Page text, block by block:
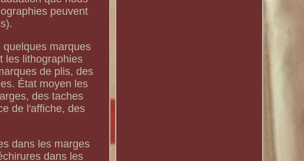
peuvent
marques
les lithographies
de plis, des
État moyen les
des taches
de l'affiche, des
dans les marges
dans les